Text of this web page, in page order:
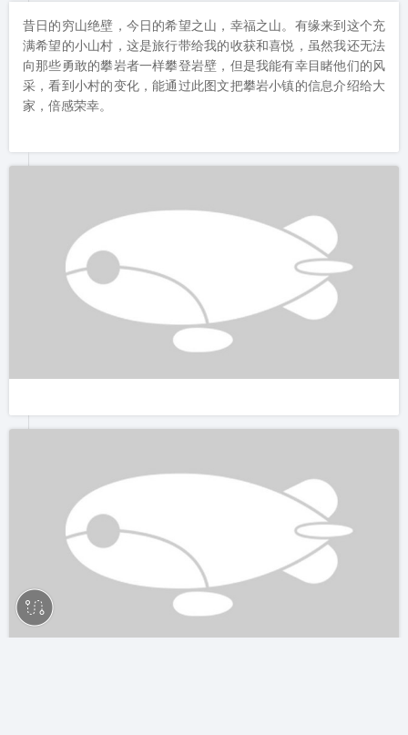
昔日的穷山绝壁，今日的希望之山，幸福之山。有缘来到这个充
满希望的小山村，这是旅行带给我的收获和喜悦，虽然我还无法
向那些勇敢的攀岩者一样攀登岩壁，但是我能有幸目睹他们的风
采，看到小村的变化，能通过此图文把攀岩小镇的信息介绍给大
家，倍感荣幸。